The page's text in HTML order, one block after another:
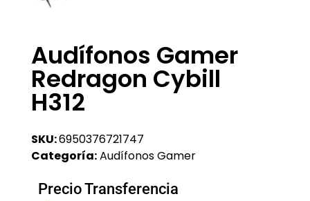
Audífonos Gamer
Redragon Cybill
H312
SKU:6950376721747
Categoría:Audífonos Gamer
Precio Transferencia